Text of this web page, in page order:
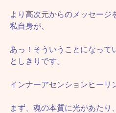
より高次元からのメッセージ
私自身が、
あっ！そういうことになって
としきりです。
インナーアセンションヒーリ
まず、魂の本質に光があたり、